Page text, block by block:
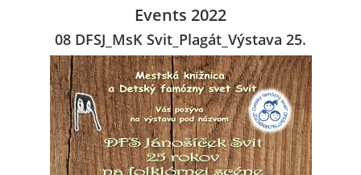
PHOTO ALBUM
Detský famózny svet SVIT
Korešp. adresa:
kpt. Nálepku 98
Events 2022
08 DFSJ_MsK Svit_Plagát_Výstava 25.